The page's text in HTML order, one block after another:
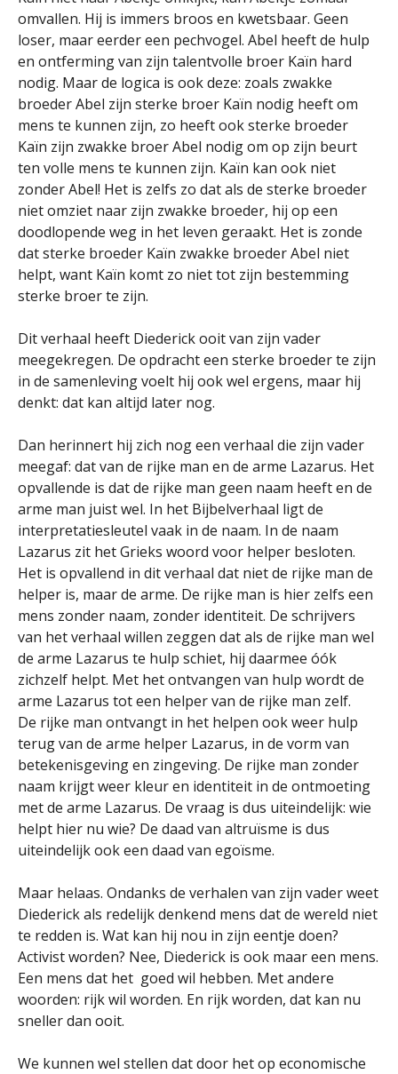
omvallen. Hij is immers broos en kwetsbaar. Geen
loser, maar eerder een pechvogel. Abel heeft de hulp
en ontferming van zijn talentvolle broer Kaïn hard
nodig. Maar de logica is ook deze: zoals zwakke
broeder Abel zijn sterke broer Kaïn nodig heeft om
mens te kunnen zijn, zo heeft ook sterke broeder
Kaïn zijn zwakke broer Abel nodig om op zijn beurt
ten volle mens te kunnen zijn. Kaïn kan ook niet
zonder Abel! Het is zelfs zo dat als de sterke broeder
niet omziet naar zijn zwakke broeder, hij op een
doodlopende weg in het leven geraakt. Het is zonde
dat sterke broeder Kaïn zwakke broeder Abel niet
helpt, want Kaïn komt zo niet tot zijn bestemming
sterke broer te zijn.
Dit verhaal heeft Diederick ooit van zijn vader
meegekregen. De opdracht een sterke broeder te zijn
in de samenleving voelt hij ook wel ergens, maar hij
denkt: dat kan altijd later nog.
Dan herinnert hij zich nog een verhaal die zijn vader
meegaf: dat van de rijke man en de arme Lazarus. Het
opvallende is dat de rijke man geen naam heeft en de
arme man juist wel. In het Bijbelverhaal ligt de
interpretatiesleutel vaak in de naam. In de naam
Lazarus zit het Grieks woord voor helper besloten.
Het is opvallend in dit verhaal dat niet de rijke man de
helper is, maar de arme. De rijke man is hier zelfs een
mens zonder naam, zonder identiteit. De schrijvers
van het verhaal willen zeggen dat als de rijke man wel
de arme Lazarus te hulp schiet, hij daarmee óók
zichzelf helpt. Met het ontvangen van hulp wordt de
arme Lazarus tot een helper van de rijke man zelf.
De rijke man ontvangt in het helpen ook weer hulp
terug van de arme helper Lazarus, in de vorm van
betekenisgeving en zingeving. De rijke man zonder
naam krijgt weer kleur en identiteit in de ontmoeting
met de arme Lazarus. De vraag is dus uiteindelijk: wie
helpt hier nu wie? De daad van altruïsme is dus
uiteindelijk ook een daad van egoïsme.
Maar helaas. Ondanks de verhalen van zijn vader weet
Diederick als redelijk denkend mens dat de wereld niet
te redden is. Wat kan hij nou in zijn eentje doen?
Activist worden? Nee, Diederick is ook maar een mens.
Een mens dat het goed wil hebben. Met andere
woorden: rijk wil worden. En rijk worden, dat kan nu
sneller dan ooit.
We kunnen wel stellen dat door het op economische